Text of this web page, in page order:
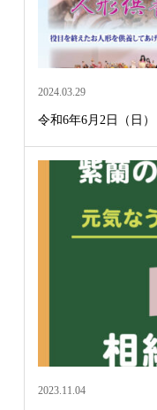
2024.03.29
令和6年6月2日（日
2023.11.04